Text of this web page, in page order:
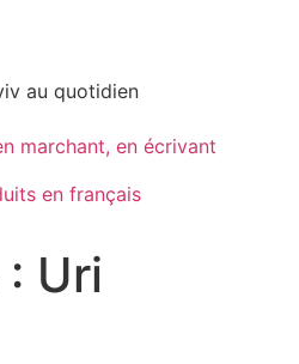
au quotidien
marchant, en écrivant
en français
Uri